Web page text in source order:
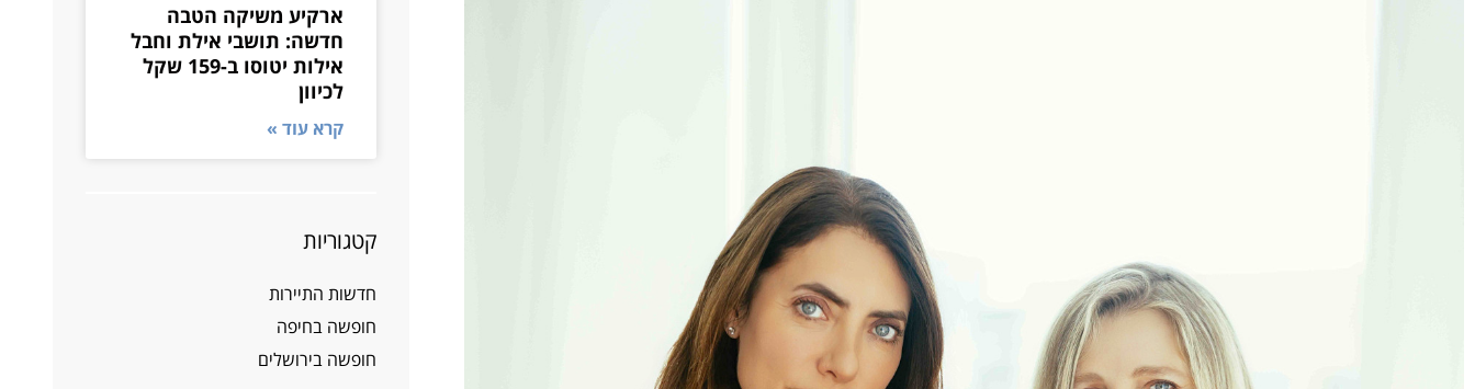
ארקיע משיקה הטבה
חדשה: תושבי אילת וחבל
אילות יטוסו ב-159 שקל
לכיוון
קרא עוד »
קטגוריות
חדשות התיירות
חופשה בחיפה
חופשה בירושלים